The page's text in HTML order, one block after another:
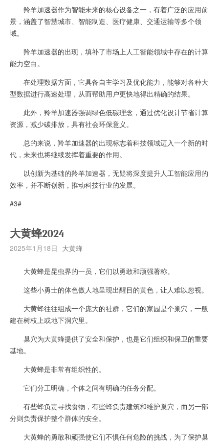
羚羊加速器作为智能未来的核心设备之一，有着广泛的应用前
景，涵盖了智慧城市、智能制造、医疗健康、交通运输等多个领
域。
羚羊加速器的出现，填补了市场上人工智能领域中存在的计算
能力空白。
在处理数据方面，它具备自主学习及优化能力，能够对各种大
型数据进行高速处理，从而帮助用户更快地得出精确的结果。
此外，羚羊加速器强调绿色低碳理念，通过优化设计节省计算
资源，减少碳排放，具有社会环保意义。
总的来说，羚羊加速器的出现标志着科技领域迈入一个新的时
代，未来也将继续发挥着重要的作用。
以创新为基础的羚羊加速器，无疑将深度提升人工智能应用的
效率，并不断创新，推动科技行业的发展。
#3#
大黄蜂2024
2025年1月18日 大黄蜂
大黄蜂是昆虫界的一员，它们以勇敢和顽强著称。
这些小勇士的体色傲人地呈现出醒目的黄色，让人难以忽视。
大黄蜂往往组成一个庞大的社群，它们的家园是个巢穴，一般
建在树枝上或地下洞穴里。
巢穴为大黄蜂提供了安全和保护，也是它们组织和保卫的重要
基地。
大黄蜂是非常有组织性的。
它们分工明确，个体之间有明确的任务分配。
有些蜂负责寻找食物，有些蜂负责建筑和维护巢穴，而另一部
分则负责保护整个群体的安全。
大黄蜂的勇敢和顽强使它们不惧任何危险的挑战，为了保护巢